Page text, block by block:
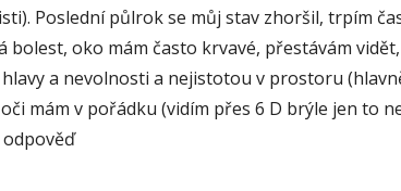
Poslední půlrok se můj stav zhoršil, trpím
bolest, oko mám často krvavé, přestávám
a nevolnosti a nejistotou v prostoru
mám v pořádku (vidím přes 6 D brýle jen to
odpověď